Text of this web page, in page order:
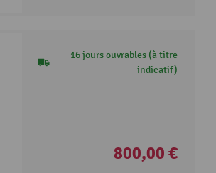
16 jours ouvrables (à titre
indicatif)
800,00 €